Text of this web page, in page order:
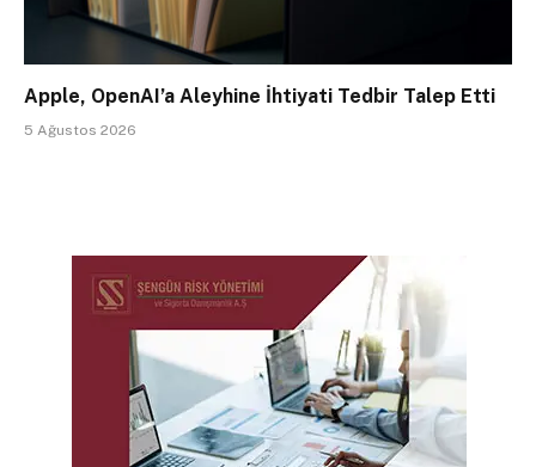
Apple, OpenAI’a Aleyhine İhtiyati Tedbir Talep Etti
5 Ağustos 2026